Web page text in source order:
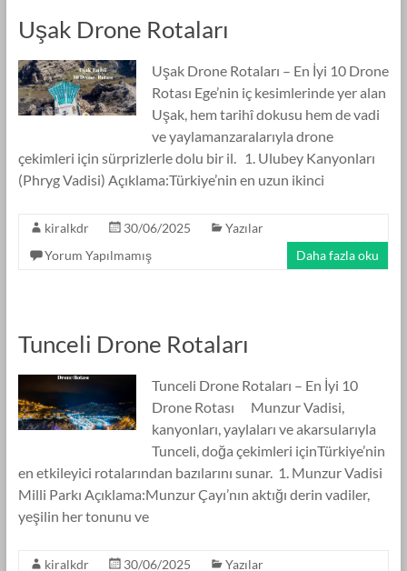
Uşak Drone Rotaları
Uşak Drone Rotaları – En İyi 10 Drone
Rotası Ege’nin iç kesimlerinde yer alan
Uşak, hem tarihî dokusu hem de vadi
ve yaylamanzaralarıyla drone
çekimleri için sürprizlerle dolu bir il. 1. Ulubey Kanyonları
(Phryg Vadisi) Açıklama:Türkiye’nin en uzun ikinci
kiralkdr 30/06/2025
Yazılar
Yorum Yapılmamış
Daha fazla oku
Tunceli Drone Rotaları
Tunceli Drone Rotaları – En İyi 10
Drone Rotası Munzur Vadisi,
kanyonları, yaylaları ve akarsularıyla
Tunceli, doğa çekimleri içinTürkiye’nin
en etkileyici rotalarından bazılarını sunar. 1. Munzur Vadisi
Milli Parkı Açıklama:Munzur Çayı’nın aktığı derin vadiler,
yeşilin her tonunu ve
kiralkdr 30/06/2025
Yazılar